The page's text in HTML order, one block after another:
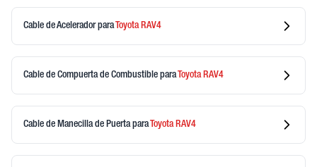
Cable de AceleradorparaToyotaRAV4
Cable de Compuerta de Combustible paraToyotaRAV4
Cable de Manecilla de PuertaparaToyotaRAV4